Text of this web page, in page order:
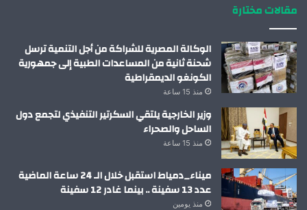
مقالات مختارة
الوكالة المصرية للشراكة من أجل التنمية ترسل
شحنة ثانية من المساعدات الطبية إلى جمهورية
الكونغو الديمقراطية
منذ 15 ساعة
وزير الخارجية يلتقي السكرتير التنفيذي لتجمع دول
الساحل والصحراء
منذ 15 ساعة
ميناء_دمياط استقبل خلال الـ 24 ساعة الماضية
عدد 13 سفينة .. بينما غادر 12 سفينة
منذ يومين